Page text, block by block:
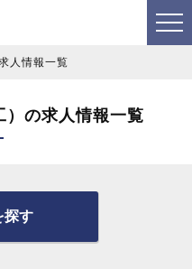
人情報一覧
）の求人情報一覧
探す